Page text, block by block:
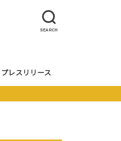
SEARCH
プレスリリース